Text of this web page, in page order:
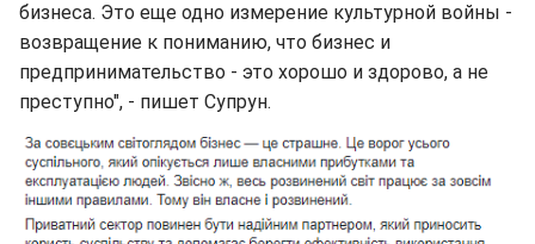
бизнеса. Это еще одно измерение культурной войны -
возвращение к пониманию, что бизнес и
предпринимательство - это хорошо и здорово, а не
преступно", - пишет Супрун.